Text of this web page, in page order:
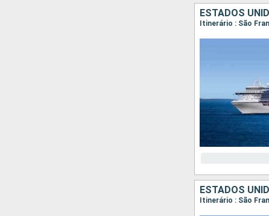
ESTADOS
Itinerário : São
ESTADOS
Itinerário : São